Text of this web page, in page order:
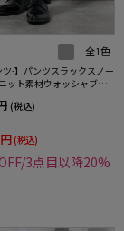
全1色
ツ-】パンツスラックスノー
ット素材ウォッシャブル
(税込)
(税込)
3点目以降20%